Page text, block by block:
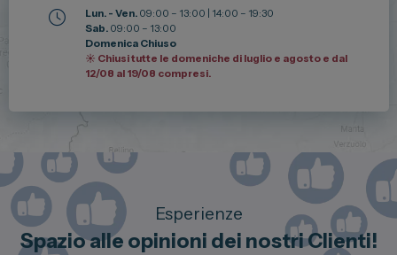
Lun. - Ven. 09:00 – 13:00 | 14:00 – 19:30
Sab. 09:00 – 13:00
Domenica Chiuso
☀️ Chiusi tutte le domeniche di luglio e agosto e dal
12/08 al 19/08 compresi.
Esperienze
Spazio alle opinioni dei nostri Clienti!